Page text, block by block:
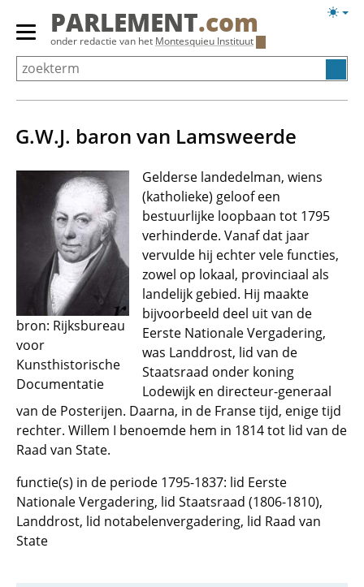
Overslaan
Primair
menu
tonen/verbergen
PARLEMENT.com
onder redactie van het Montesquieu Instituut
G.W.J. baron van Lamsweerde
bron: Rijksbureau
voor
Kunsthistorische
Documentatie
Gelderse landedelman, wiens
(katholieke) geloof een
bestuurlijke loopbaan tot 1795
verhinderde. Vanaf dat jaar
vervulde hij echter vele functies,
zowel op lokaal, provinciaal als
landelijk gebied. Hij maakte
bijvoorbeeld deel uit van de
Eerste Nationale Vergadering,
was Landdrost, lid van de
Staatsraad onder koning
Lodewijk en directeur-generaal
van de Posterijen. Daarna, in de Franse tijd, enige tijd
rechter. Willem I benoemde hem in 1814 tot lid van de
Raad van State.
functie(s) in de periode 1795-1837: lid Eerste
Nationale Vergadering, lid Staatsraad (1806-1810),
Landdrost, lid notabelenvergadering, lid Raad van
State